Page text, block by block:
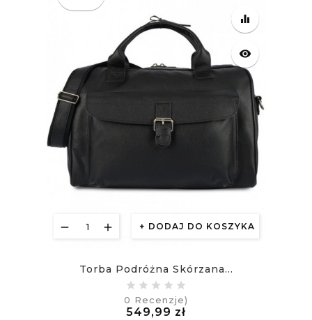
DODAJ DO KOSZYKA
equalizer
visibility
Torba Podróżna Skórzana...
0 Recenzje)
549,99 zł